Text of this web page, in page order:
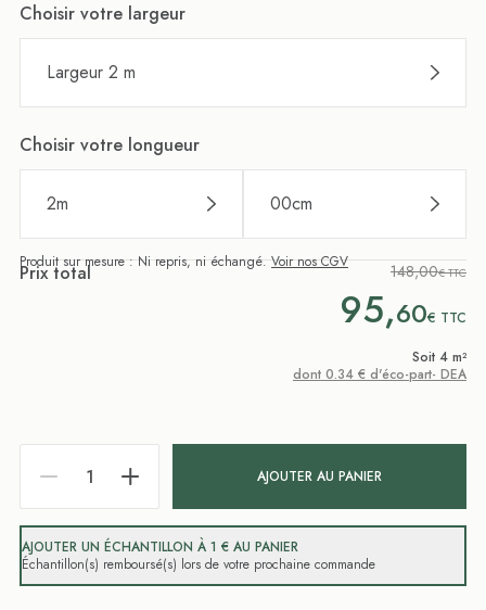
Choisir votre largeur
Largeur 2 m
Choisir votre longueur
2m 00cm
Produit sur mesure : Ni repris, ni échangé.Voir nos CGV
Prix total 148,00€ TTC
95,60€ TTC
Soit 4 m²
dont 0.34 € d'éco-part- DEA
AJOUTER AU PANIER
AJOUTER UN ÉCHANTILLON À 1 € AU PANIER
Échantillon(s) remboursé(s) lors de votre prochaine commande